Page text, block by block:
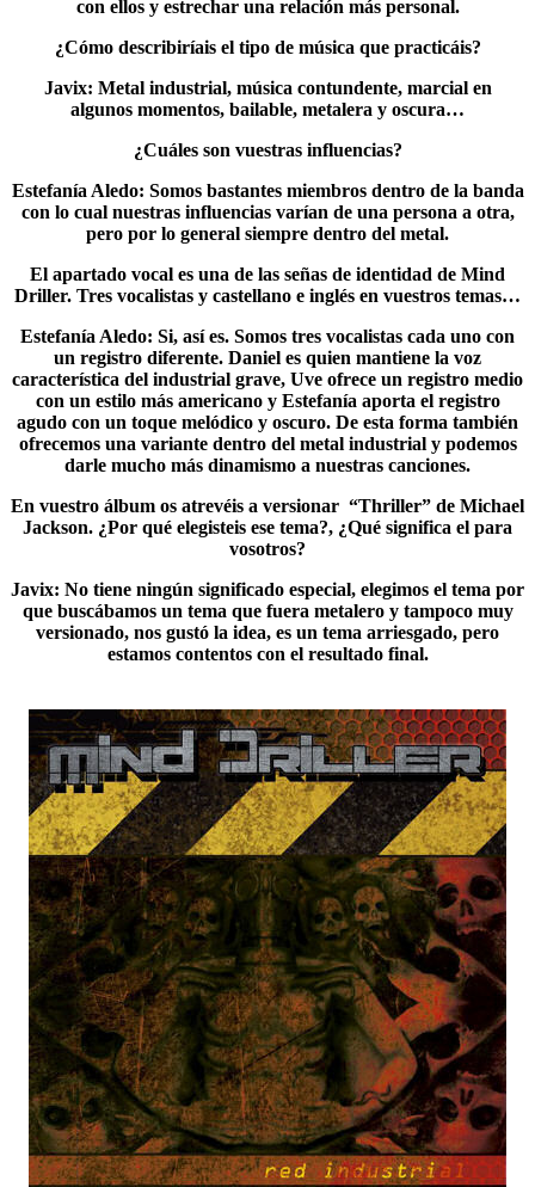
con ellos y estrechar una relación más personal.
¿Cómo describiríais el tipo de música que practicáis?
Javix: Metal industrial, música contundente, marcial en
algunos momentos, bailable, metalera y oscura…
¿Cuáles son vuestras influencias?
Estefanía Aledo: Somos bastantes miembros dentro de la banda
con lo cual nuestras influencias varían de una persona a otra,
pero por lo general siempre dentro del metal.
El apartado vocal es una de las señas de identidad de Mind
Driller. Tres vocalistas y castellano e inglés en vuestros temas…
Estefanía Aledo: Si, así es. Somos tres vocalistas cada uno con
un registro diferente. Daniel es quien mantiene la voz
característica del industrial grave, Uve ofrece un registro medio
con un estilo más americano y Estefanía aporta el registro
agudo con un toque melódico y oscuro. De esta forma también
ofrecemos una variante dentro del metal industrial y podemos
darle mucho más dinamismo a nuestras canciones.
En vuestro álbum os atrevéis a versionar “Thriller” de Michael
Jackson. ¿Por qué elegisteis ese tema?, ¿Qué significa el para
vosotros?
Javix: No tiene ningún significado especial, elegimos el tema por
que buscábamos un tema que fuera metalero y tampoco muy
versionado, nos gustó la idea, es un tema arriesgado, pero
estamos contentos con el resultado final.